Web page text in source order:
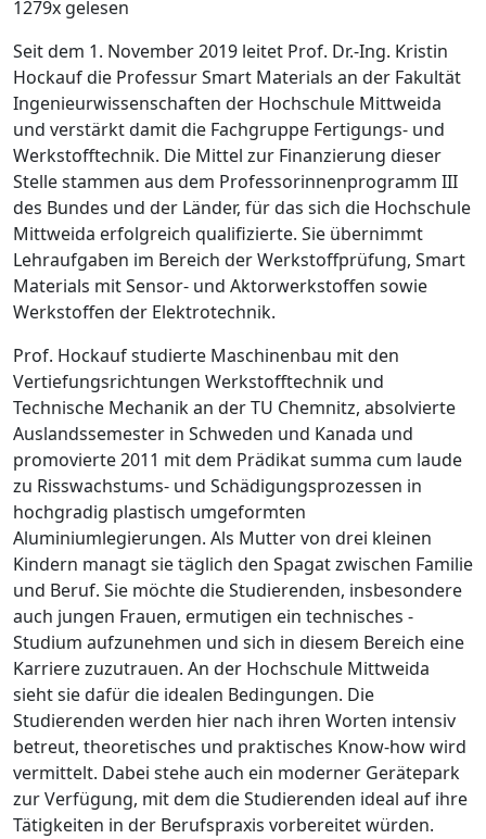
1279x gelesen
Seit dem 1. November 2019 leitet Prof. Dr.-Ing. Kristin
Hockauf die Professur Smart Materials an der Fakultät
Ingenieurwissenschaften der Hochschule Mittweida
und verstärkt damit die Fachgruppe Fertigungs- und
Werkstofftechnik. Die Mittel zur Finanzierung dieser
Stelle stammen aus dem Professorinnenprogramm III
des Bundes und der Länder, für das sich die Hochschule
Mittweida erfolgreich qualifizierte. Sie übernimmt
Lehraufgaben im Bereich der Werkstoffprüfung, Smart
Materials mit Sensor- und Aktorwerkstoffen sowie
Werkstoffen der Elektrotechnik.
Prof. Hockauf studierte Maschinenbau mit den
Vertiefungsrichtungen Werkstofftechnik und
Technische Mechanik an der TU Chemnitz, absolvierte
Auslandssemester in Schweden und Kanada und
promovierte 2011 mit dem Prädikatsumma cum laude
zu Risswachstums- und Schädigungsprozessen in
hochgradig plastisch umgeformten
Aluminiumlegierungen. Als Mutter von drei kleinen
Kindern managt sie täglich den Spagat zwischen Familie
und Beruf. Sie möchte die Studierenden, insbesondere
auch jungen Frauen, ermutigen ein technisches ­
Studium aufzunehmen und sich in diesem Bereich eine
Karriere zuzutrauen. An der Hochschule Mittweida
sieht sie dafür die idealen Bedingungen. Die
Studierenden werden hier nach ihren Worten intensiv
betreut, theoretisches und praktisches Know-how wird
vermittelt. Dabei stehe auch ein moderner Gerätepark
zur Verfügung, mit dem die Studierenden ideal auf ihre
Tätigkeiten in der Berufspraxis vorbereitet würden.